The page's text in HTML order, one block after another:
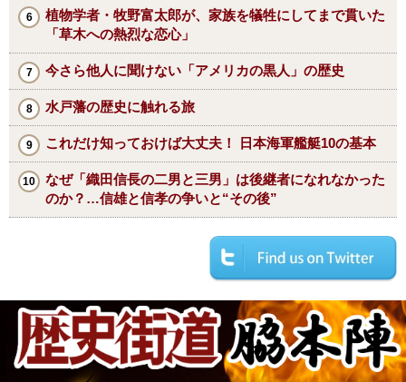
植物学者・牧野富太郎が、家族を犠牲にしてまで貫いた
「草木への熱烈な恋心」
今さら他人に聞けない「アメリカの黒人」の歴史
水戸藩の歴史に触れる旅
これだけ知っておけば大丈夫！ 日本海軍艦艇10の基本
なぜ「織田信長の二男と三男」は後継者になれなかった
のか？…信雄と信孝の争いと“その後”